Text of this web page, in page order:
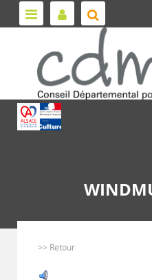
>> Retour